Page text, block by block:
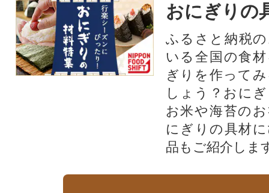
おにぎりの
ふるさと納税
いる全国の食
ぎりを作って
しょう？おに
お米や海苔の
にぎりの具材
品もご紹介しま